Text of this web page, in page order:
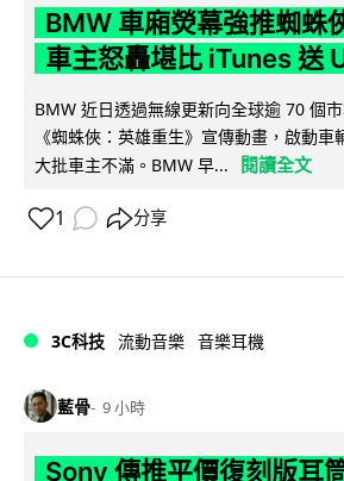
BMW 車廂熒幕強推蜘蛛
車主怒轟堪比 iTunes 送
BMW 近日透過無線更新向全球逾 70 個
《蜘蛛俠：英雄重生》宣傳動畫，啟動
大批車主不滿。BMW 早...
閱讀全文
1 分享
3C科技 流動音樂 音樂耳機
藍骨 9 小時
Sony 傳推平價復刻版